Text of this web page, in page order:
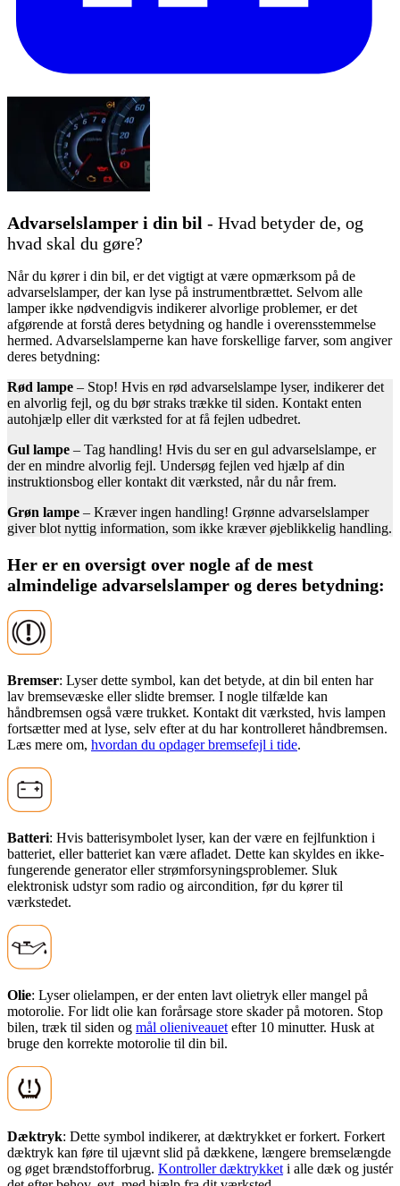
Advarselslamper i din bil - Hvad betyder de, og
hvad skal du gøre?
Når du kører i din bil, er det vigtigt at være opmærksom på de
advarselslamper, der kan lyse på instrumentbrættet. Selvom alle
lamper ikke nødvendigvis indikerer alvorlige problemer, er det
afgørende at forstå deres betydning og handle i overensstemmelse
hermed. Advarselslamperne kan have forskellige farver, som angiver
deres betydning:
Rød lampe – Stop! Hvis en rød advarselslampe lyser, indikerer det
en alvorlig fejl, og du bør straks trække til siden. Kontakt enten
autohjælp eller dit værksted for at få fejlen udbedret.
Gul lampe – Tag handling! Hvis du ser en gul advarselslampe, er
der en mindre alvorlig fejl. Undersøg fejlen ved hjælp af din
instruktionsbog eller kontakt dit værksted, når du når frem.
Grøn lampe – Kræver ingen handling! Grønne advarselslamper
giver blot nyttig information, som ikke kræver øjeblikkelig handling.
Her er en oversigt over nogle af de mest
almindelige advarselslamper og deres betydning:
Bremser: Lyser dette symbol, kan det betyde, at din bil enten har
lav bremsevæske eller slidte bremser. I nogle tilfælde kan
håndbremsen også være trukket. Kontakt dit værksted, hvis lampen
fortsætter med at lyse, selv efter at du har kontrolleret håndbremsen.
Læs mere om, hvordan du opdager bremsefejl i tide.
Batteri: Hvis batterisymbolet lyser, kan der være en fejlfunktion i
batteriet, eller batteriet kan være afladet. Dette kan skyldes en ikke-
fungerende generator eller strømforsyningsproblemer. Sluk
elektronisk udstyr som radio og aircondition, før du kører til
værkstedet.
Olie: Lyser olielampen, er der enten lavt olietryk eller mangel på
motorolie. For lidt olie kan forårsage store skader på motoren. Stop
bilen, træk til siden og mål olieniveauetefter 10 minutter. Husk at
bruge den korrekte motorolie til din bil.
Dæktryk: Dette symbol indikerer, at dæktrykket er forkert. Forkert
dæktryk kan føre til ujævnt slid på dækkene, længere bremselængde
og øget brændstofforbrug. Kontroller dæktrykketi alle dæk og justér